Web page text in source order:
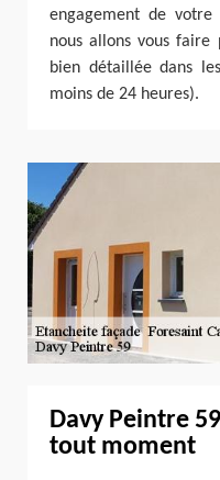
engagement de
nous allons vous
bien détaillée dans
moins de 24 heures).
Davy Peintre
tout moment